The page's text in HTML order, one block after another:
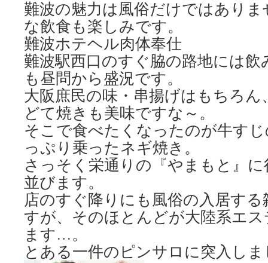
プ難波の魅力は風俗だけではあり
な飲食も楽しみです。
難波ホテヘル肉体奉仕
難波駅西口のすぐ脇の路地には
も昼問から盛況です。
大阪庶民の味・串揚げはもちろ
どて焼きも美味ですな～。
そこで食べたくなったのが牛す
っぷり乗ったネギ焼き。
さっそく栄通りの『やまもと』
並びます。
店のすぐ降りにも風俗の入居す
すが、そのほとんどが大陸系エ
ます…。
とある一件のピンサロに突入し